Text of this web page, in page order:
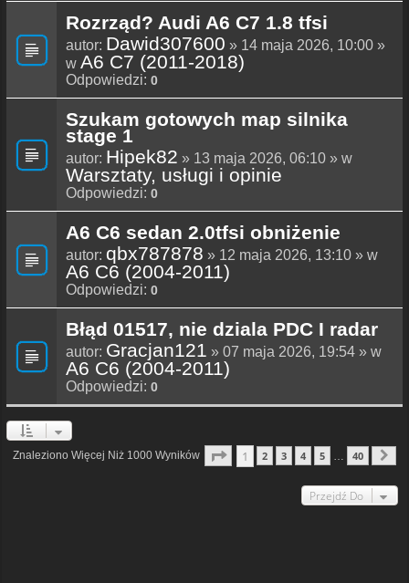
Rozrząd? Audi A6 C7 1.8 tfsi
autor: Dawid307600 » 14 maja 2026, 10:00 »
w A6 C7 (2011-2018)
Odpowiedzi: 0
Szukam gotowych map silnika
stage 1
autor: Hipek82 » 13 maja 2026, 06:10 » w
Warsztaty, usługi i opinie
Odpowiedzi: 0
A6 C6 sedan 2.0tfsi obniżenie
autor: qbx787878 » 12 maja 2026, 13:10 » w
A6 C6 (2004-2011)
Odpowiedzi: 0
Błąd 01517, nie dziala PDC I radar
autor: Gracjan121 » 07 maja 2026, 19:54 » w
A6 C6 (2004-2011)
Odpowiedzi: 0
Znaleziono Więcej Niż 1000 Wyników Strona1 40
1 2 3 4 5 40
Przejdź Do